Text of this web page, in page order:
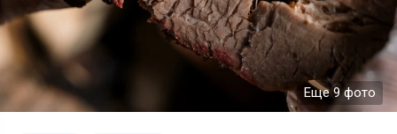
Еще 9 фото